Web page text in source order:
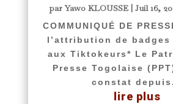
parYawo KLOUSSE| Juil 16,
COMMUNIQUÉ DE
l’attribution de badges
aux Tiktokeurs* Le
Presse Togolaise
constat
lire plus